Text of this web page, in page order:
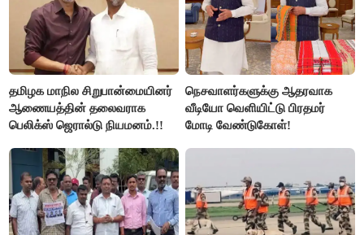
தமிழக மாநில சிறுபான்மையினர்
ஆணையத்தின் தலைவராக
பெலிக்ஸ் ஜெரால்டு நியமனம்.!!
நெசவாளர்களுக்கு ஆதரவாக
வீடியோ வெளியிட்டு பிரதமர்
மோடி வேண்டுகோள்!